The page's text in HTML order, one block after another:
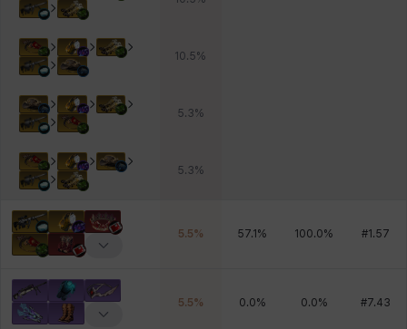
10.5%
5.3%
5.3%
5.5% 57.1 % 100.0% #1.57
5.5% 0.0% 0.0% #7.43